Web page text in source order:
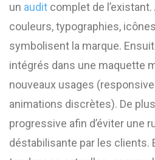
un audit complet de
couleurs, typographies,
symbolisent la marque.
intégrés dans une maquette
nouveaux usages
animations discrètes). De
progressive afin d’éviter une
déstabilisante par les clients.